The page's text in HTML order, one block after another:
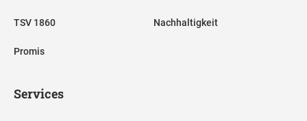
TSV 1860
Promis
Nachhaltigkeit
Services